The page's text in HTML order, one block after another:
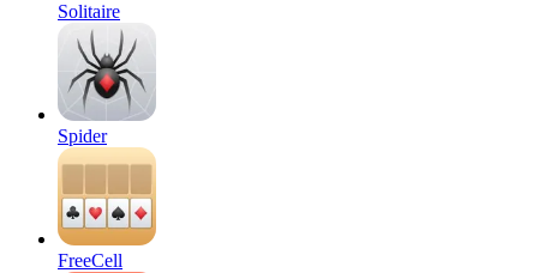
Solitaire
Spider
FreeCell